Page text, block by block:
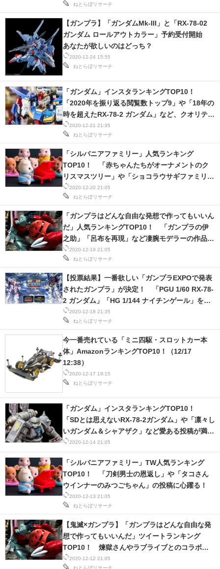
ねとらぼリサーチ
2020-12-24 15:55
ねとらぼリサーチ
【ガンプラ】「ガンダムMk-III」と「RX-78-02
ガンダム ロールアウトカラー」予約受付開始
あなたが欲しいのはどっち？
2020-12-21 21:35
ねとらぼリサーチ
「ガンダム」インスタランキングTOP10！
「2020年を振り返る閲覧数トップ9」や「18年の
時を超えたRX-78-2 ガンダム」など、クオリティ
に驚愕！
2020-12-20 21:05
ねとらぼリサーチ
「シルバニアファミリー」人気ランキング
TOP10！ 「赤ちゃんたちがオーナメントのク
リスマスツリー」や「ショコラウサギファミリー
のドライブ風景」など、かわいい世界が満載！
2020-12-19 21:05
ねとらぼリサーチ
「ガンプラはどんな自由な発想で作ってもいいん
だ」人気ランキングTOP10！ 「ガンプラの伊
之助」「呂布を再現」など凄腕モデラーの作品が
ずらり！
2020-12-18 21:35
ねとらぼリサーチ
【投票結果】一番欲しい「ガンプラEXPOで発表
されたガンプラ」が決定！ 「PGU 1/60 RX-78-
2 ガンダム」「HG 1/144 ナイチンゲール」を抑
えて1位になったのは？
2020-12-17 19:15
ねとらぼリサーチ
今一番売れている「ミニ四駆・スロットカー本
体」AmazonランキングTOP10！（12/17
12:38）
2020-12-14 21:05
「ガンダム」インスタランキングTOP10！
「SDとは思えないRX-78-2ガンダム」や「凛々し
いガンダム＆シャアザク」など愛ある投稿が満
載！
2020-12-13 21:05
ねとらぼリサーチ
「シルバニアファミリー」TW人気ランキング
TOP10！ 「刀剣男士の恩返し」や「タコさん
ウインナーのみつごちゃん」の投稿に心躍る！
2020-12-12 21:05
ねとらぼリサーチ
【鬼滅×ガンプラ】「ガンプラはどんな自由な発
想で作ってもいいんだ」ツイートランキング
TOP10！ 煉獄さんやラブライブとのコラボが
熱い！